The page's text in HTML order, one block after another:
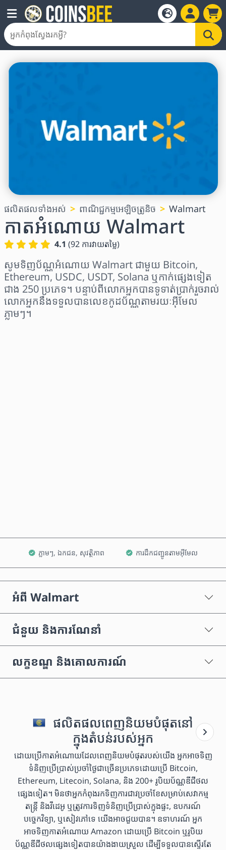
ផលិតផលទាំងអស់ ពាណិជ្ជកម្មអេឡិចត្រូនិច Walmart
កាតអំណោយ Walmart
4.1 (92 ការវាយតម្លៃ)
សូមទិញប័ណ្ណអំណោយ Walmart ជាមួយ Bitcoin,
Ethereum, USDC, USDT, Solana ឬកាក់ផ្សេងទៀត
ជាង 250 ប្រភេទ។ បន្ទាប់ពីលោកអ្នកបានទូទាត់ប្រាក់រួចរាល់
លោកអ្នកនឹងទទួលបានលេខកូដប័ណ្ណតាមរយៈអ៊ីមែល
ភ្លាមៗ។
ភ្លាមៗ, ឯកជន, សុវត្ថិភាព ការដឹកជញ្ជូនតាមអ៊ីមែល
អំពី Walmart
ជំនួយ និងការណែនាំ
លក្ខខណ្ឌ និងគោលការណ៍
ផលិតផលពេញនិយមបំផុតនៅ
ក្នុងតំបន់របស់អ្នក
ដោយប្រើកាតអំណោយដែលពេញនិយមបំផុតរបស់យើង អ្នកអាចទិញ
ទំនិញប្រើប្រាស់ប្រចាំថ្ងៃជាច្រើនប្រភេទដោយប្រើ Bitcoin,
Ethereum, Litecoin, Solana, និង 200+ រូបិយប័ណ្ណឌីជីថល
ផ្សេងទៀត។ មិនថាអ្នកកំពុងរកទិញការជាវប្រចាំខែសម្រាប់សេវាកម្ម
តន្ត្រី និងវីដេអូ ឬត្រូវការទិញទំនិញប្រើប្រាស់ក្នុងផ្ទះ, ឧបករណ៍
បច្ចេកវិទ្យា, ឬសៀវភៅទេ យើងអាចជួយបាន។ ឧទាហរណ៍ អ្នក
អាចទិញកាតអំណោយ Amazon ដោយប្រើ Bitcoin ឬរូបិយ
ប័ណ្ណឌីជីថលផ្សេងទៀតបានយ៉ាងងាយស្រួល ដើម្បីទទួលបានស្ទើរតែ